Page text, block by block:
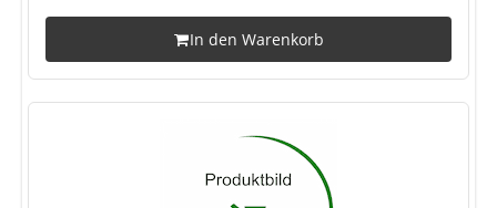
In den Warenkorb